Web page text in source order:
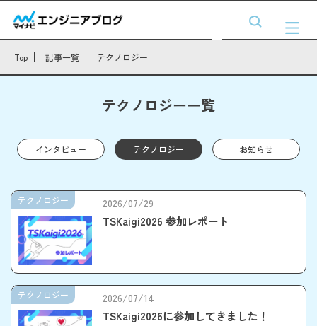
Top 記事一覧 テクノロジー
テクノロジー一覧
インタビュー テクノロジー お知らせ
2026/07/29
TSKaigi2026 参加レポート
テクノロジー
2026/07/14
TSKaigi2026に参加してきました！
テクノロジー